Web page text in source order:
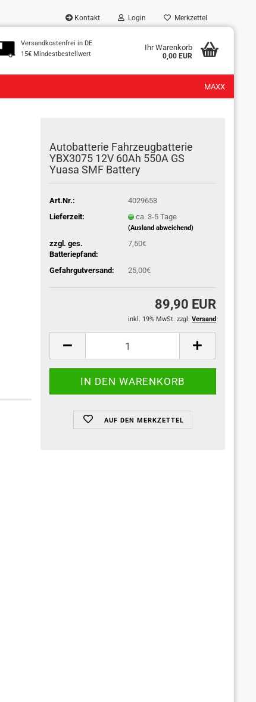
Kontakt Login Merkzettel
Versandkostenfrei in DE
15€ Mindestbestellwert
Ihr Warenkorb
0,00 EUR
MAXX
Autobatterie Fahrzeugbatterie
YBX3075 12V 60Ah 550A GS
Yuasa SMF Battery
Art.Nr.:
4029653
Lieferzeit:
ca. 3-5 Tage
(Ausland abweichend)
zzgl. ges.
Batteriepfand:
7,50€
Gefahrgutversand: 25,00€
89,90 EUR
inkl. 19% MwSt. zzgl. Versand
AUF DEN MERKZETTEL